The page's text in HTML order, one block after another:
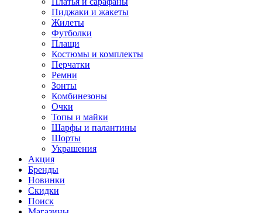
Пиджаки и жакеты
Жилеты
Футболки
Плащи
Костюмы и комплекты
Перчатки
Ремни
Зонты
Комбинезоны
Очки
Топы и майки
Шарфы и палантины
Шорты
Украшения
Акция
Бренды
Новинки
Скидки
Поиск